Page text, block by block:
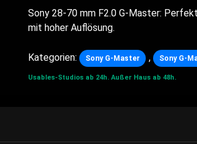
Sony 28-70 mm F2.0 G-Master:
mit hoher Auflösung.
Kategorien: Sony G-Master , Sony G-
Usables-Studios ab 24h. Außer Haus ab 48h.